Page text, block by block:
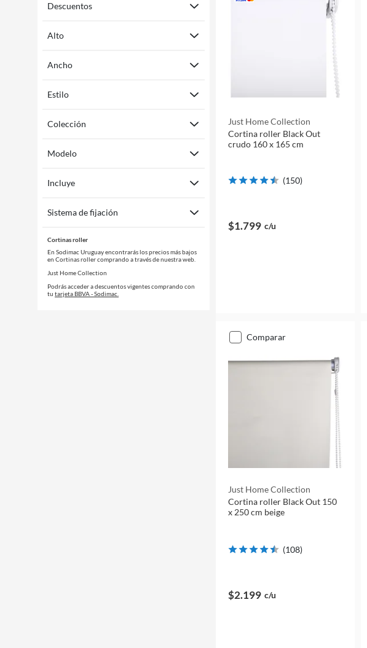
Descuentos
Alto
Ancho
Estilo
Colección
Modelo
Incluye
Sistema de fijación
Cortinas roller
En Sodimac Uruguay encontrarás los precios más bajos
en Cortinas roller comprando a través de nuestra web.
Just Home Collection
Podrás acceder a descuentos vigentes comprando con
tu tarjeta BBVA - Sodimac.
Just Home Collection
Cortina roller Black Out
crudo 160 x 165 cm
(150)
$1.799 c/u
comparar
Just Home Collection
Cortina roller Black Out 150
x 250 cm beige
(108)
$2.199 c/u